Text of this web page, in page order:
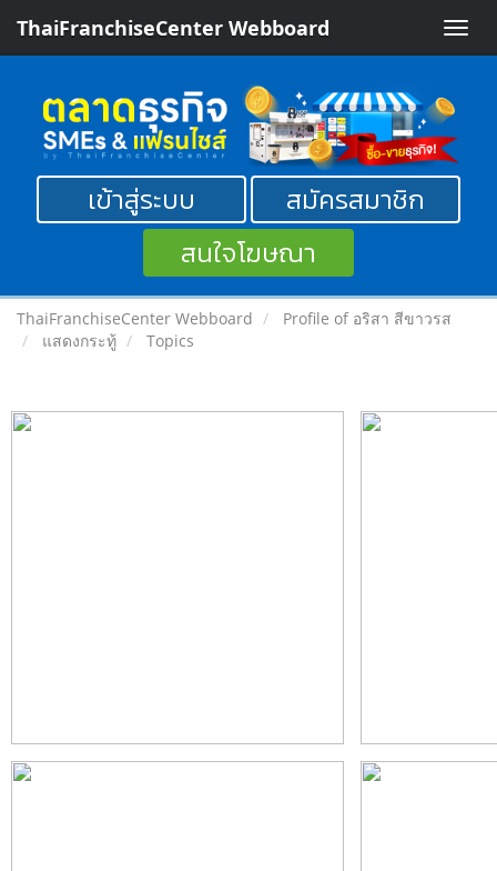
Toggle
ThaiFranchiseCenter Webboard
เข้าสู่ระบบ
สมัครสมาชิก
สนใจโฆษณา
ThaiFranchiseCenter Webboard
Profile of อริสา สีขาวรส
แสดงกระทู้
Topics